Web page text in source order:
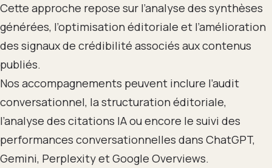
Cette approche repose sur l’analyse des synthèses
générées, l’optimisation éditoriale et l’amélioration
des signaux de crédibilité associés aux contenus
publiés.
Nos accompagnements peuvent inclure l’audit
conversationnel, la structuration éditoriale,
l’analyse des citations IA ou encore le suivi des
performances conversationnelles dans ChatGPT,
Gemini, Perplexity et Google Overviews.